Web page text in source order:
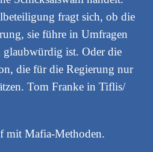
fragt sich, ob die
sie führe in Umfragen
ist. Oder die
die für die Regierung nur
Tom Franke in Tiflis/
mit Mafia-Methoden.